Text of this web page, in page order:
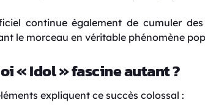
continue également de cumuler
le morceau en véritable phénomène
« Idol » fascine autant ?
expliquent ce succès colossal :